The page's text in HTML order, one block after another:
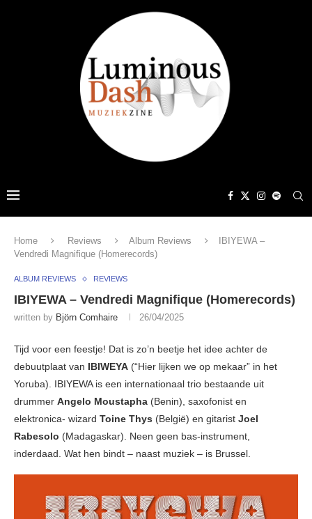
Home Reviews Album Reviews
IBIYEWA –
Vendredi Magnifique (Homerecords)
ALBUM REVIEWS REVIEWS
IBIYEWA – Vendredi Magnifique (Homerecords)
written by Björn Comhaire 26/04/2025
Tijd voor een feestje! Dat is zo’n beetje het idee achter de
debuutplaat van IBIWEYA (“Hier lijken we op mekaar” in het
Yoruba). IBIYEWA is een internationaal trio bestaande uit
drummer Angelo Moustapha (Benin), saxofonist en
elektronica- wizard Toine Thys (België) en gitarist Joel
Rabesolo (Madagaskar). Neen geen bas-instrument,
inderdaad. Wat hen bindt – naast muziek – is Brussel.